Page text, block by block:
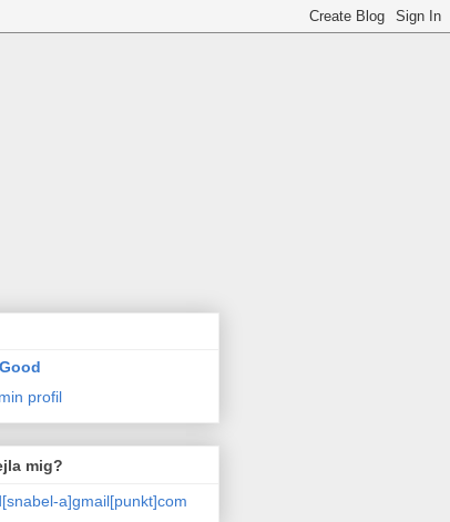
profil
mig?
a]gmail[punkt]com